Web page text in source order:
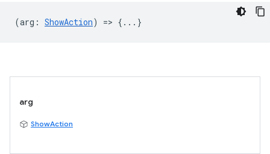
(arg : ShowAction) => {...}
arg
ShowAction